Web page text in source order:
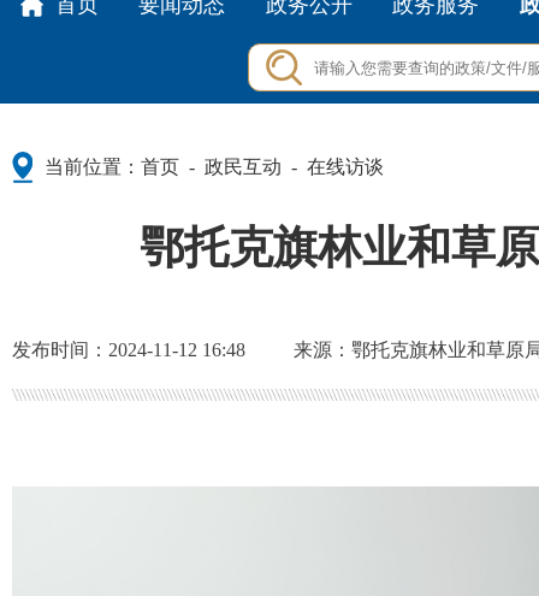
首页 要闻动态 政务公开 政务服务
当前位置： 首页 - 政民互动 - 在线访谈
鄂托克旗林业和草
发布时间：2024-11-12 16:48 来源：鄂托克旗林业和草原